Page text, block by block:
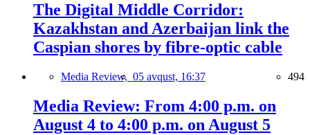
The Digital Middle Corridor:
Kazakhstan and Azerbaijan link the
Caspian shores by fibre-optic cable
Media Review, 05 avqust, 16:37 494
Media Review: From 4:00 p.m. on
August 4 to 4:00 p.m. on August 5